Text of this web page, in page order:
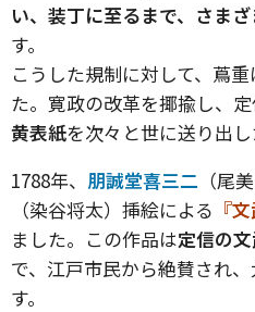
い、装丁に至るまで、さま
す。
こうした規制に対して、蔦
た。寛政の改革を揶揄し、
黄表紙を次々と世に送り出し
1788年、 朋誠堂喜三二 （尾
（染谷将太）挿絵による 『
ました。この作品は定信の
で、江戸市民から絶賛され
す。